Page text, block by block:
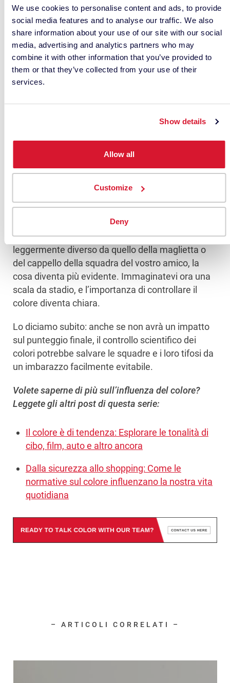
We use cookies to personalise content and ads, to provide
social media features and to analyse our traffic. We also
share information about your use of our site with our social
media, advertising and analytics partners who may
combine it with other information that you’ve provided to
them or that they’ve collected from your use of their
services.
Show details
Allow all
Customize
Deny
cheerleader e dalla marching band.
E la mascotte della squadra indossa con
orgoglio la stessa tonalità.
I fan hanno a disposizione il merchandising
ufficiale, che comprende magliette, cappelli,
auto e praticamente tutto ciò che viene in
Inoltre, ci sono i colori della squadra dipinti sul
campo o sul terreno di gioco.
Le variazioni rispetto al colore effettivo di una
indossa una felpa della squadra per fare delle
commissioni nel fine settimana. Ma se è il giorno
della partita e il colore di quella felpa è
leggermente diverso da quello della maglietta o
del cappello della squadra del vostro amico, la
cosa diventa più evidente. Immaginatevi ora una
scala da stadio, e l’importanza di controllare il
colore diventa chiara.
Lo diciamo subito: anche se non avrà un impatto
sul punteggio finale, il controllo scientifico dei
colori potrebbe salvare le squadre e i loro tifosi da
un imbarazzo facilmente evitabile.
Volete saperne di più sull’influenza del colore?
Leggete gli altri post di questa serie:
Il colore è di tendenza: Esplorare le tonalità di
cibo, film, auto e altro ancora
Dalla sicurezza allo shopping: Come le
normative sul colore influenzano la nostra vita
quotidiana
– ARTICOLI CORRELATI –